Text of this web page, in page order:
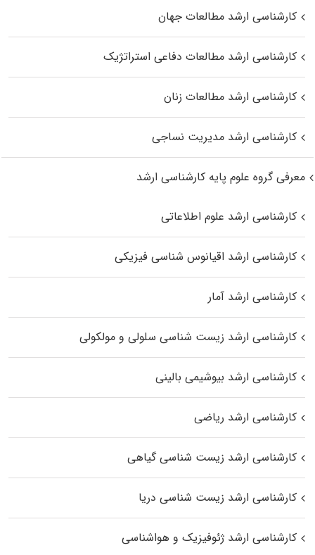
کارشناسی ارشد مطالعات جهان
کارشناسی ارشد مطالعات دفاعی استراتژیک
کارشناسی ارشد مطالعات زنان
کارشناسی ارشد مدیریت نساجی
معرفی گروه علوم پایه کارشناسی ارشد
کارشناسی ارشد علوم اطلاعاتی
کارشناسی ارشد اقیانوس‌ شناسی فیزیکی
کارشناسی ارشد آمار
کارشناسی ارشد زیست شناسی سلولی و مولکولی
کارشناسی ارشد بیوشیمی بالینی
کارشناسی ارشد ریاضی
کارشناسی ارشد زیست‌ شناسی گیاهی
کارشناسی ارشد زیست‌ شناسی دریا
کارشناسی ارشد ژئوفیزیک و هواشناسی